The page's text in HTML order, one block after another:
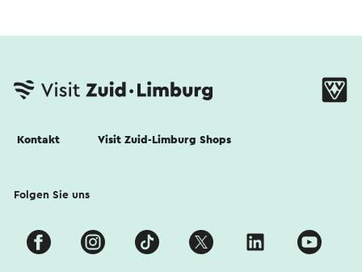
Kontakt Visit Zuid-Limburg Shops
Folgen Sie uns